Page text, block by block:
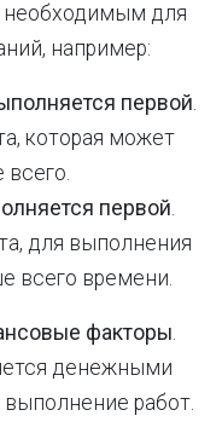
необходимым для
например:
первой.
которая может
первой.
для выполнения
всего времени.
факторы.
денежными
работ.